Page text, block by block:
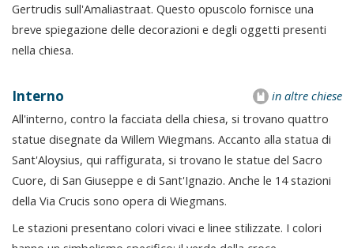
Gertrudis sull'Amaliastraat. Questo opuscolo fornisce una
breve spiegazione delle decorazioni e degli oggetti presenti
nella chiesa.
in altre chiese
Interno
All'interno, contro la facciata della chiesa, si trovano quattro
statue disegnate da Willem Wiegmans. Accanto alla statua di
Sant'Aloysius, qui raffigurata, si trovano le statue del Sacro
Cuore, di San Giuseppe e di Sant'Ignazio. Anche le 14 stazioni
della Via Crucis sono opera di Wiegmans.
Le stazioni presentano colori vivaci e linee stilizzate. I colori